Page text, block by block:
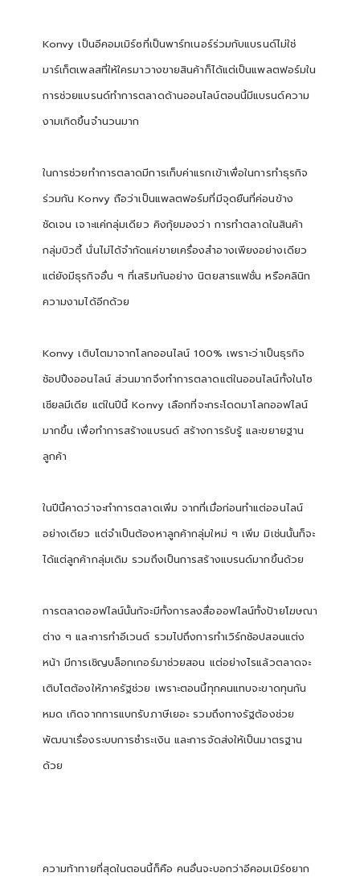
Konvyเป็นอีคอมเมิร์ซที่เป็นพาร์ทเนอร์ร่วมกับแบรนด์ไม่ใช่
มาร์เก็ตเพลสที่ให้ใครมาวางขายสินค้าก็ได้แต่เป็นแพลตฟอร์มใน
การช่วยแบรนด์ทำการตลาดด้านออนไลน์ตอนนี้มีแบรนด์ความ
งามเกิดขึ้นจำนวนมาก
ในการช่วยทำการตลาดมีการเก็บค่าแรกเข้าเพื่อในการทำธุรกิจ
ร่วมกัน Konvy ถือว่าเป็นแพลตฟอร์มที่มีจุดยืนที่ค่อนข้าง
ชัดเจน เจาะแค่กลุ่มเดียว คิงกุ้ยมองว่า การทำตลาดในสินค้า
กลุ่มบิวตี้ นั่นไม่ได้จำกัดแค่ขายเครื่องสำอางเพียงอย่างเดียว
แต่ยังมีธุรกิจอื่น ๆ ที่เสริมกันอย่าง นิตยสารแฟชั่น หรือคลินิก
ความงามได้อีกด้วย
Konvyเติบโตมาจากโลกออนไลน์ 100% เพราะว่าเป็นธุรกิจ
ช้อปปิ้งออนไลน์ ส่วนมากจึงทำการตลาดแต่ในออนไลน์ทั้งในโซ
เชียลมีเดีย แต่ในปีนี้Konvy เลือกที่จะกระโดดมาโลกออฟไลน์
มากขึ้น เพื่อทำการสร้างแบรนด์ สร้างการรับรู้ และขยายฐาน
ลูกค้า
ในปีนี้คาดว่าจะทำการตลาดเพิ่ม จากที่เมื่อก่อนทำแต่ออนไลน์
อย่างเดียว แต่จำเป็นต้องหาลูกค้ากลุ่มใหม่ ๆ เพิ่ม มิเช่นนั้นก็จะ
ได้แต่ลูกค้ากลุ่มเดิม รวมถึงเป็นการสร้างแบรนด์มากขึ้นด้วย
การตลาดออฟไลน์นั้นก้จะมีทั้งการลงสื่อออฟไลน์ทั้งป้ายโฆษณา
ต่าง ๆ และการทำอีเวนต์ รวมไปถึงการทำเวิร์กช้อปสอนแต่ง
หน้า มีการเชิญบล็อกเกอร์มาช่วยสอน แต่อย่างไรแล้วตลาดจะ
เติบโตต้องให้ภาครัฐช่วย เพราะตอนนี้ทุกคนแทบจะขาดทุนกัน
หมด เกิดจากการแบกรับภาษีเยอะ รวมถึงทางรัฐต้องช่วย
พัฒนาเรื่องระบบการชำระเงิน และการจัดส่งให้เป็นมาตรฐาน
ด้วย
ความท้าทายที่สุดในตอนนี้ก็คือ คนอื่นจะบอกว่าอีคอมเมิร์ซยาก